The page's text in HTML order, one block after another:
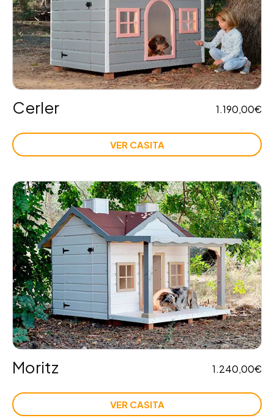
Cerler 1.190,00€
VER CASITA
Moritz 1.240,00€
VER CASITA